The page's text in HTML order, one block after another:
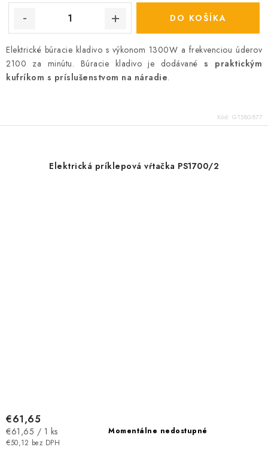
DO KOŠÍKA
Elektrické búracie kladivo s výkonom 1300W a frekvenciou úderov
2100 za minútu. Búracie kladivo je dodávanés praktickým
kufríkom s príslušenstvom na náradie.
Kód: GT58G877
Elektrická príklepová vŕtačka PS1700/2
Momentálne nedostupné
€50,12 bez DPH
€61,65
Jednotková
cena:
€61,65 / 1 ks